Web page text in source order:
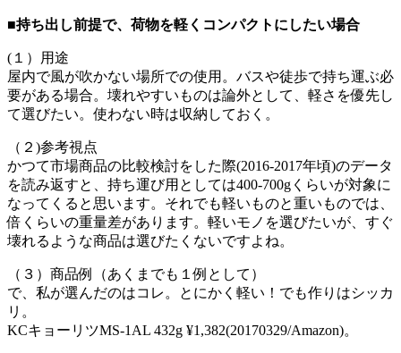
■持ち出し前提で、荷物を軽くコンパクトにしたい場合
(１）用途
屋内で風が吹かない場所での使用。バスや徒歩で持ち運ぶ必
要がある場合。壊れやすいものは論外として、軽さを優先し
て選びたい。使わない時は収納しておく。
（２)参考視点
かつて市場商品の比較検討をした際(2016-2017年頃)のデータ
を読み返すと、持ち運び用としては400-700gくらいが対象に
なってくると思います。それでも軽いものと重いものでは、
倍くらいの重量差があります。軽いモノを選びたいが、すぐ
壊れるような商品は選びたくないですよね。
（３）商品例（あくまでも１例として）
で、私が選んだのはコレ。とにかく軽い！でも作りはシッカ
リ。
KCキョーリツMS-1AL 432g ¥1,382(20170329/Amazon)。